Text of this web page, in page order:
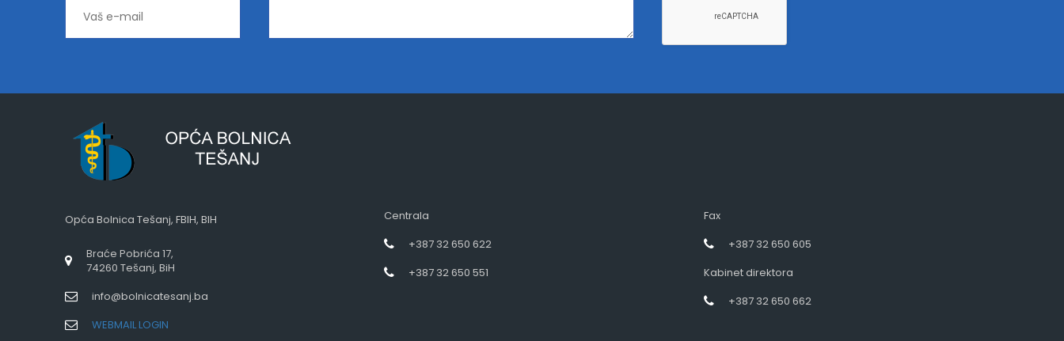
Opća Bolnica Tešanj, FBIH, BIH
Braće Pobrića 17,
74260 Tešanj, BiH
info@bolnicatesanj.ba
WEBMAIL LOGIN
Centrala
+387 32 650 622
+387 32 650 551
Fax
+387 32 650 605
Kabinet direktora
+387 32 650 662